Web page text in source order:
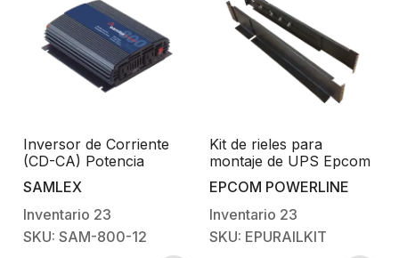
Inversor de Corriente
(CD-CA) Potencia
Nominal 800 W, Ent:12
Vcd, Sal:115 Vca 60 Hz
SAMLEX
Inventario 23
SKU: SAM-800-12
Kit de rieles para
montaje de UPS Epcom
Power Line en Rack /
Gabinete de 4 postes,
incluye un par de rieles
con soporte en “L”
compatible con:
EPCOM POWERLINE
Inventario 23
SKU: EPURAILKIT